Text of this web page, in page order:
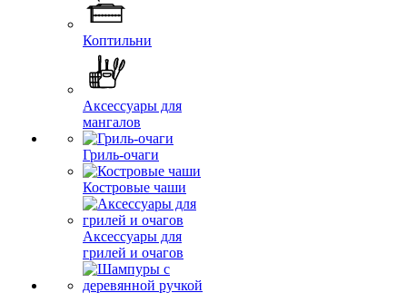
Коптильни
Аксессуары для
мангалов
Гриль-очаги
Костровые чаши
Аксессуары для
грилей и очагов